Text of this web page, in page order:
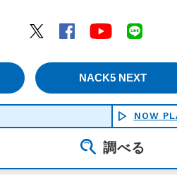
Twitter
Facebook YouTube
NACK5 NEXT
NOW
また、あなたに恋焦がれて
調べる